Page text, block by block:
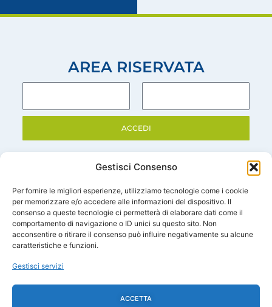
Gestisci Consenso
Per fornire le migliori esperienze, utilizziamo tecnologie come i cookie
per memorizzare e/o accedere alle informazioni del dispositivo. Il
consenso a queste tecnologie ci permetterà di elaborare dati come il
comportamento di navigazione o ID unici su questo sito. Non
acconsentire o ritirare il consenso può influire negativamente su alcune
caratteristiche e funzioni.
Gestisci servizi
ACCETTA
AREA RISERVATA
ACCEDI
Trattare l’acqua è utile e vantaggioso
Le migliori soluzioni per il trattamento dell'acqua in ambito civile e
Linea Domestica